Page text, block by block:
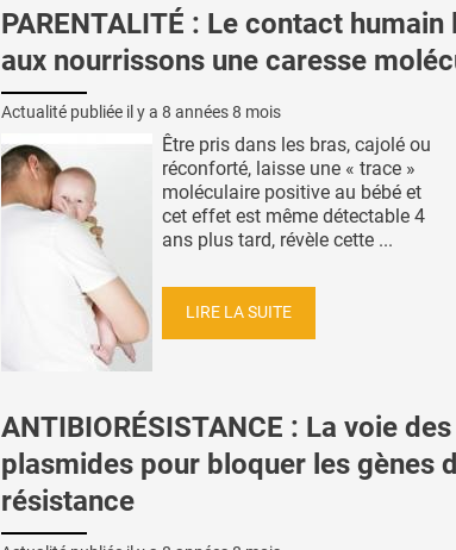
PARENTALITÉ : Le contact humain
aux nourrissons une caresse
Actualité publiée il y a 8 années 8 mois
Être pris dans les bras, cajolé ou
réconforté, laisse une « trace »
moléculaire positive au bébé et
cet effet est même détectable 4
ans plus tard, révèle cette ...
LIRE LA SUITE
ANTIBIORÉSISTANCE : La voie des
plasmides pour bloquer les gènes
résistance